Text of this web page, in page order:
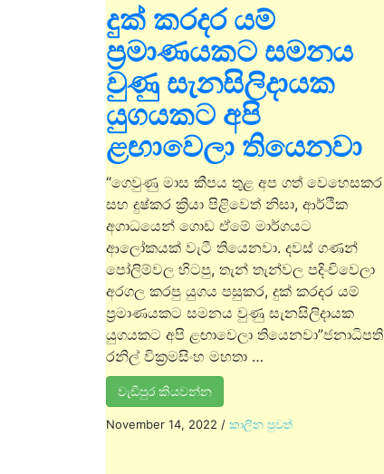
දුක් කරදර යම්
ප්‍රමාණයකට සමනය
වුණු සැනසිලිදායක
යුගයකට අපි
ළඟාවෙලා තියෙනවා
“ගෙවුණු මාස කීපය තුළ අප ගත් වෙහෙසකර
සහ දුෂ්කර ක්‍රියා පිළිවෙත් නිසා, ආර්ථික
අගාධයෙන් ගොඩ ඒමේ මාර්ගයට
ආලෝකයක් වැටී තියෙනවා. දවස් ගණන්
පෝලිම්වල හිටපු, තැන් තැන්වල පදිංචිවෙලා
අරගල කරපු යුගය පසුකර, දුක් කරදර යම්
ප්‍රමාණයකට සමනය වුණු සැනසිලිදායක
යුගයකට අපි ළඟාවෙලා තියෙනවා”ජනාධිපති
රනිල් වික්‍රමසිංහ මහතා …
වැඩිපුර කියවන්න
November 14, 2022 / කාලීන පුවත්